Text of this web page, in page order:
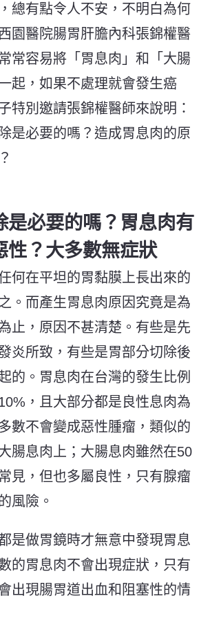
總有點令人不安，不明白為何
西園醫院腸胃肝膽內科張錦權醫
常容易將「胃息肉」和「大腸
起，如果不處理就會發生癌
特別邀請張錦權醫師來說明：
是必要的嗎？造成胃息肉的原
是必要的嗎？胃息肉有
性？大多數無症狀
何在平坦的胃黏膜上長出來的
。而產生胃息肉原因究竟是為
止，原因不甚清楚。有些是先
炎所致，有些是胃部分切除後
的。 胃息肉在台灣的發生比例
，且大部分都是良性息肉為
數不會變成惡性腫瘤，類似的
腸息肉上；大腸息肉雖然在50
見，但也多屬良性，只有腺瘤
風險。
是做胃鏡時才無意中發現胃息
的胃息肉不會出現症狀，只有
出現腸胃道出血和阻塞性的情